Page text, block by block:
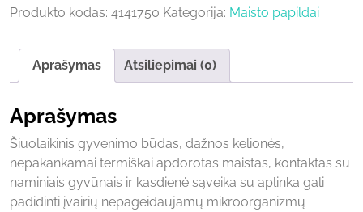
Produkto kodas: 4141750 Kategorija: Maisto papildai
Aprašymas Atsiliepimai (0)
Aprašymas
Šiuolaikinis gyvenimo būdas, dažnos kelionės,
nepakankamai termiškai apdorotas maistas, kontaktas su
naminiais gyvūnais ir kasdienė sąveika su aplinka gali
padidinti įvairių nepageidaujamų mikroorganizmų